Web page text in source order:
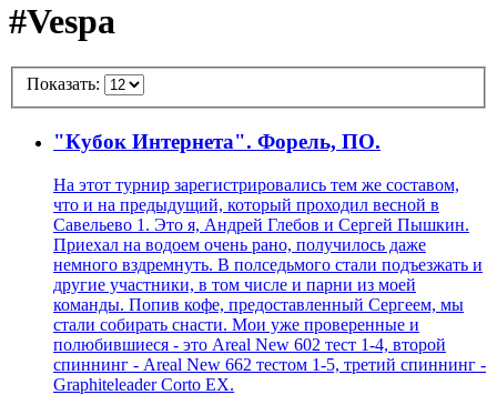
#Vespa
Показать:
"Кубок Интернета". Форель, ПО.
На этот турнир зарегистрировались тем же составом,
что и на предыдущий, который проходил весной в
Савельево 1. Это я, Андрей Глебов и Сергей Пышкин.
Приехал на водоем очень рано, получилось даже
немного вздремнуть. В полседьмого стали подъезжать и
другие участники, в том числе и парни из моей
команды. Попив кофе, предоставленный Сергеем, мы
стали собирать снасти. Мои уже проверенные и
полюбившиеся - это Areal New 602 тест 1-4, второй
спиннинг - Areal New 662 тестом 1-5, третий спиннинг -
Graphiteleader Corto EX.